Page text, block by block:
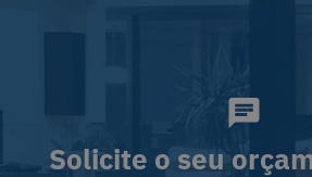
Solicite o seu